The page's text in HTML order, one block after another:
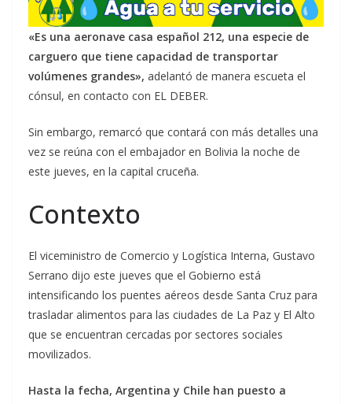
«Es una aeronave casa español 212, una especie de
carguero que tiene capacidad de transportar
volúmenes grandes», adelantó de manera escueta el
cónsul, en contacto con EL DEBER.
Sin embargo, remarcó que contará con más detalles una
vez se reúna con el embajador en Bolivia la noche de
este jueves, en la capital cruceña.
Contexto
El viceministro de Comercio y Logística Interna, Gustavo
Serrano dijo este jueves que el Gobierno está
intensificando los puentes aéreos desde Santa Cruz para
trasladar alimentos para las ciudades de La Paz y El Alto
que se encuentran cercadas por sectores sociales
movilizados.
Hasta la fecha, Argentina y Chile han puesto a